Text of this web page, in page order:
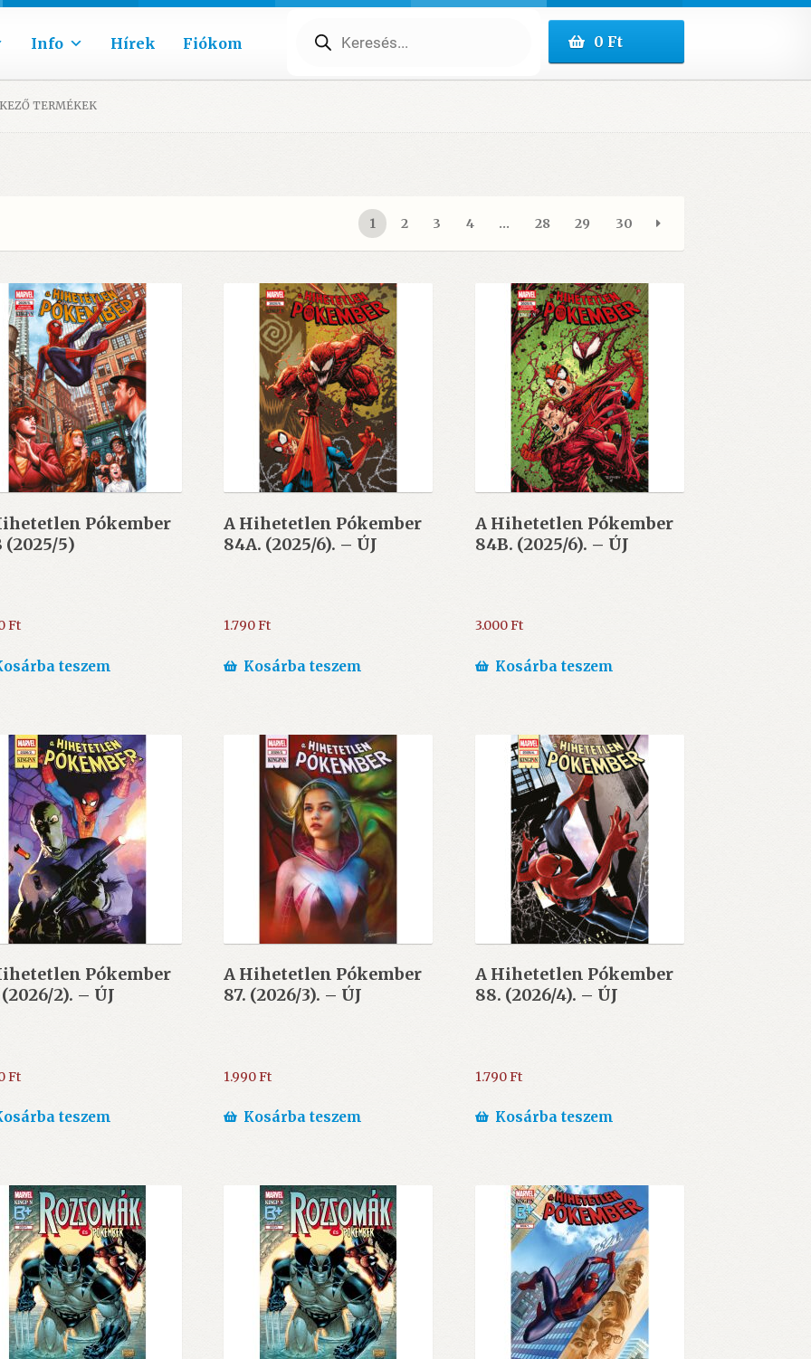
Info Hírek Fiókom search 0Ft
TERMÉKEK
1 2 3 4 … 28 29 30
Pókember
(2025/5)
Ft
teszem
A Hihetetlen Pókember
84A. (2025/6). – ÚJ
1.790Ft
Kosárba teszem
A Hihetetlen Pókember
84B. (2025/6). – ÚJ
3.000Ft
Kosárba teszem
Pókember
2). – ÚJ
Ft
teszem
A Hihetetlen Pókember
87. (2026/3). – ÚJ
1.990Ft
Kosárba teszem
A Hihetetlen Pókember
88. (2026/4). – ÚJ
1.790Ft
Kosárba teszem